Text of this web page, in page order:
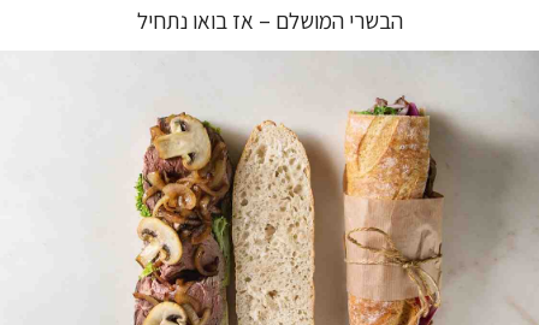
הבשרי המושלם – אז בואו נתחיל